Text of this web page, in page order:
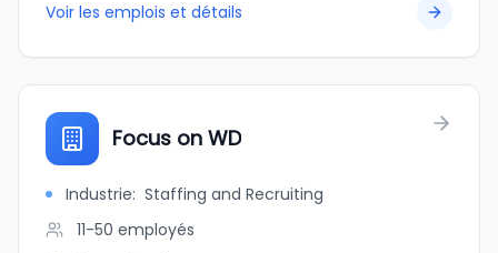
Voir les emplois et détails
Focus on WD
Industrie: Staffing and Recruiting
11-50 employés